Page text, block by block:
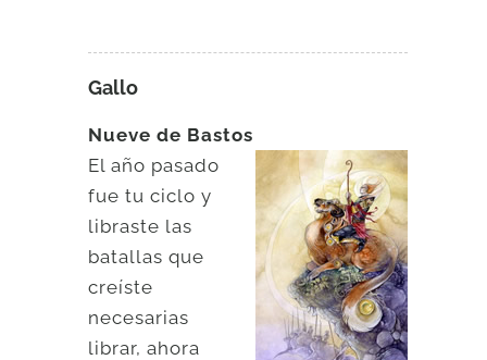
Gallo
Nueve de Bastos
El año pasado
fue tu ciclo y
libraste las
batallas que
creíste
necesarias
librar, ahora